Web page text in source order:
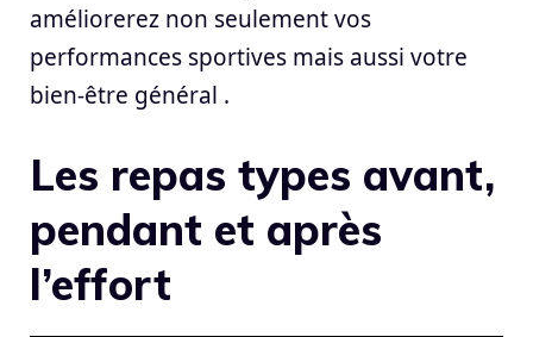
améliorerez non seulement vos
performances sportives mais aussi votre
bien-être général .
Les repas types avant,
pendant et après
l’effort